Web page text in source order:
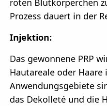
roten Blutkörperchen
Prozess dauert in der
Injektion:
Das gewonnene PRP
Hautareale oder
Anwendungsgebiete
das Dekolleté und die